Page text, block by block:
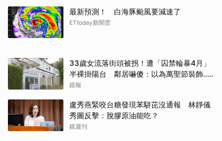
最新預測！ 白海豚颱風要減速了
ETtoday新聞雲
33歲女流落街頭被拐！遭「囚禁輪暴4月」
半裸掛陽台 鄰居嚇傻：以為萬聖節裝飾...
主謀竟與妻小同住
鏡報
盧秀燕緊咬台糖發現苯駢芘沒通報 林靜儀
秀圖反擊：脫膠原油能吃？
鏡週刊